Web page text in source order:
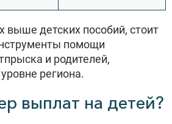
детских пособий, стоит
помощи
и родителей,
региона.
выплат на детей?